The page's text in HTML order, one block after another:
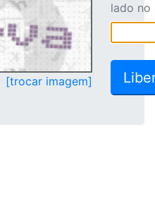
[trocar imagem]
lado no